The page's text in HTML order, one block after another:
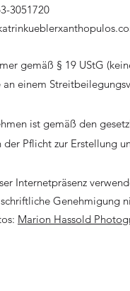
3051720
gemäß § 19 UStG
an einem
ist gemäß den
der Pflicht zur Erstellung
Internetpräsenz
Genehmigung
Marion Hassold